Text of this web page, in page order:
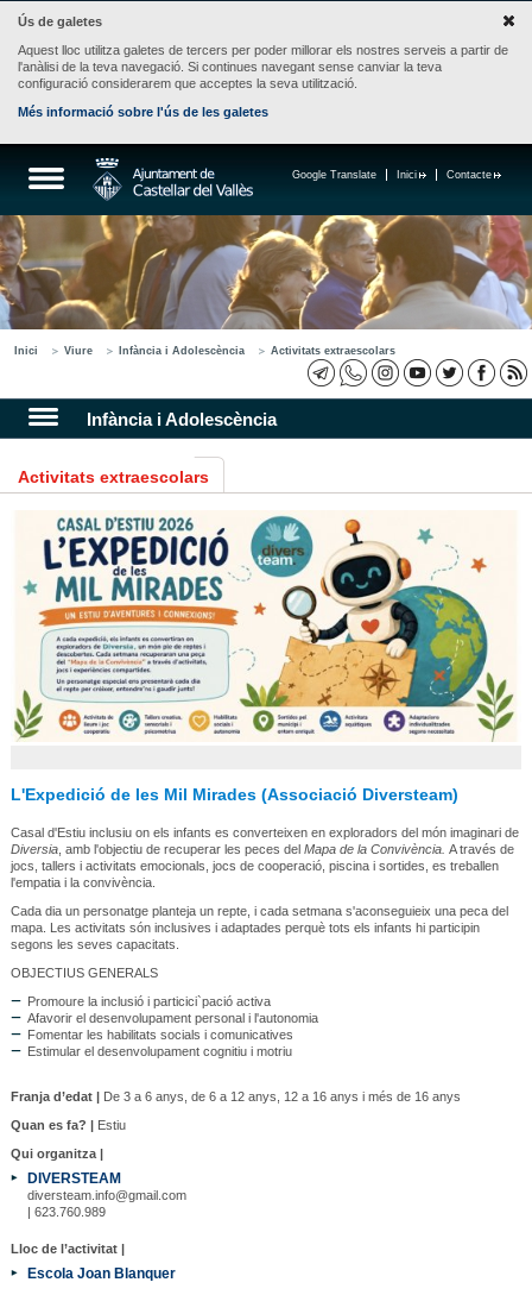
Ús de galetes
Aquest lloc utilitza galetes de tercers per poder millorar els nostres serveis a partir de
l'anàlisi de la teva navegació. Si continues navegant sense canviar la teva
configuració considerarem que acceptes la seva utilització.
Més informació sobre l'ús de les galetes
Contacte
Inici
Google Translate
Inici Viure Infància i Adolescència Activitats extraescolars
Infància i Adolescència
Activitats extraescolars
L'Expedició de les Mil Mirades (Associació Diversteam)
Casal d'Estiu inclusiu on els infants es converteixen en exploradors del món imaginari de
Diversia, amb l'objectiu de recuperar les peces del Mapa de la Convivència. A través de
jocs, tallers i activitats emocionals, jocs de cooperació, piscina i sortides, es treballen
l'empatia i la convivència.
Cada dia un personatge planteja un repte, i cada setmana s'aconseguieix una peca del
mapa. Les activitats són inclusives i adaptades perquè tots els infants hi participin
segons les seves capacitats.
OBJECTIUS GENERALS
Promoure la inclusió i particici`pació activa
Afavorir el desenvolupament personal i l'autonomia
Fomentar les habilitats socials i comunicatives
Estimular el desenvolupament cognitiu i motriu
Franja d’edat |De 3 a 6 anys, de 6 a 12 anys, 12 a 16 anys i més de 16 anys
Quan es fa? |Estiu
Qui organitza |
DIVERSTEAM
diversteam.info@gmail.com
| 623.760.989
Lloc de l’activitat |
Escola Joan Blanquer